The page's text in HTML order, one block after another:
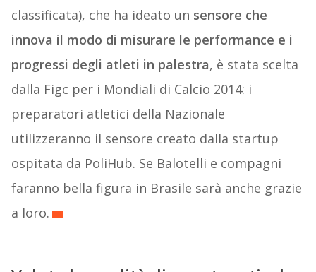
classificata), che ha ideato un sensore che
innova il modo di misurare le performance e i
progressi degli atleti in palestra, è stata scelta
dalla Figc per i Mondiali di Calcio 2014: i
preparatori atletici della Nazionale
utilizzeranno il sensore creato dalla startup
ospitata da PoliHub. Se Balotelli e compagni
faranno bella figura in Brasile sarà anche grazie
a loro.